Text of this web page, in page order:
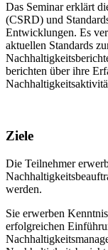
Das Seminar erklärt
(CSRD) und
Entwicklungen. Es
aktuellen Standards
berichten über ihre
Ziele
Die Teilnehmer
werden.
Sie erwerben
erfolgreichen